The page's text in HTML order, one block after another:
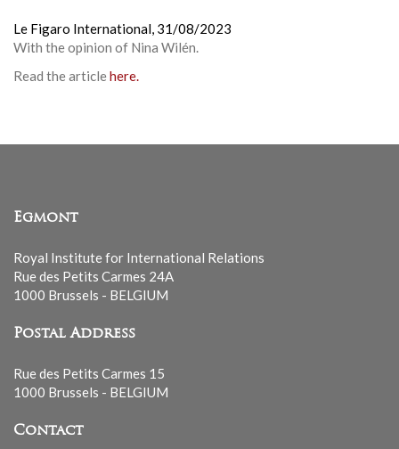
Le Figaro International, 31/08/2023
With the opinion of Nina Wilén.
Read the articlehere.
Egmont
Royal Institute for International Relations
Rue des Petits Carmes 24A
1000 Brussels - BELGIUM
Postal Address
Rue des Petits Carmes 15
1000 Brussels - BELGIUM
Contact